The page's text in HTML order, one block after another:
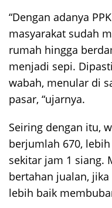
“Dengan adanya
masyarakat sudah
rumah hingga
menjadi sepi.
wabah, menular di
pasar, “ujarnya.
Seiring dengan itu,
berjumlah 670,
sekitar jam 1 siang.
bertahan jualan,
lebih baik